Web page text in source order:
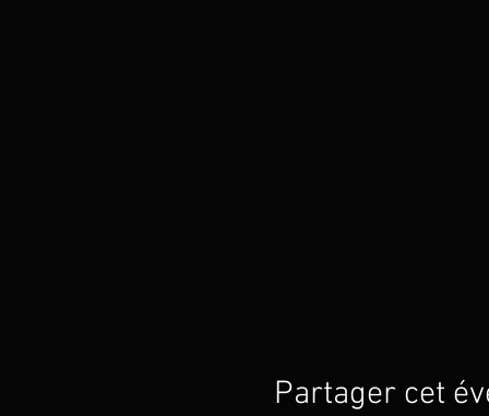
Partager cet